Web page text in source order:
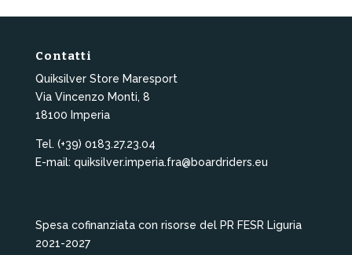
Contatti
Quiksilver Store Maresport
Via Vincenzo Monti, 8
18100 Imperia
Tel. (+39) 0183.27.23.04
E-mail: quiksilver.imperia.fra@boardriders.eu
Spesa cofinanziata con risorse del PR FESR Liguria
2021-2027